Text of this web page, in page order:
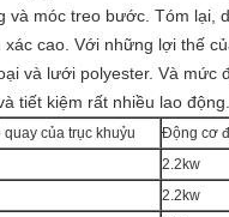
và móc treo bước. Tóm lại,
cao. Với những lợi thế
và lưới polyester. Và mức
tiết kiệm rất nhiều lao động.
quay của trục khuỷu
Động cơ
2.2kw
2.2kw